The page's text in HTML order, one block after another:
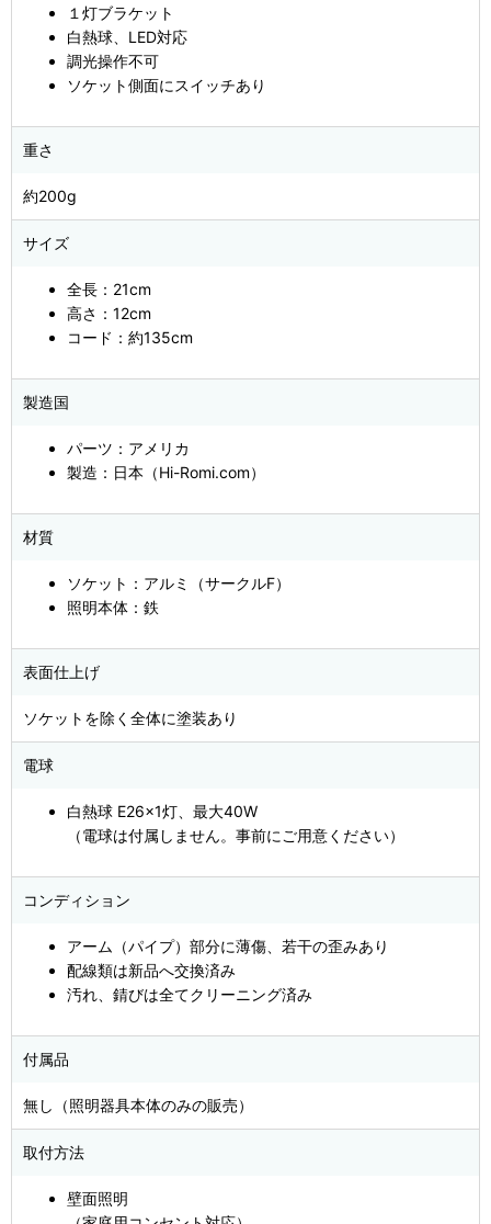
１灯ブラケット
白熱球、LED対応
調光操作不可
ソケット側面にスイッチあり
重さ
約200g
サイズ
全長：21cm
高さ：12cm
コード：約135cm
製造国
パーツ：アメリカ
製造：日本（Hi-Romi.com）
材質
ソケット：アルミ（サークルF）
照明本体：鉄
表面仕上げ
ソケットを除く全体に塗装あり
電球
白熱球 E26×1灯、最大40W
（電球は付属しません。事前にご用意ください）
コンディション
アーム（パイプ）部分に薄傷、若干の歪みあり
配線類は新品へ交換済み
汚れ、錆びは全てクリーニング済み
付属品
無し（照明器具本体のみの販売）
取付方法
壁面照明